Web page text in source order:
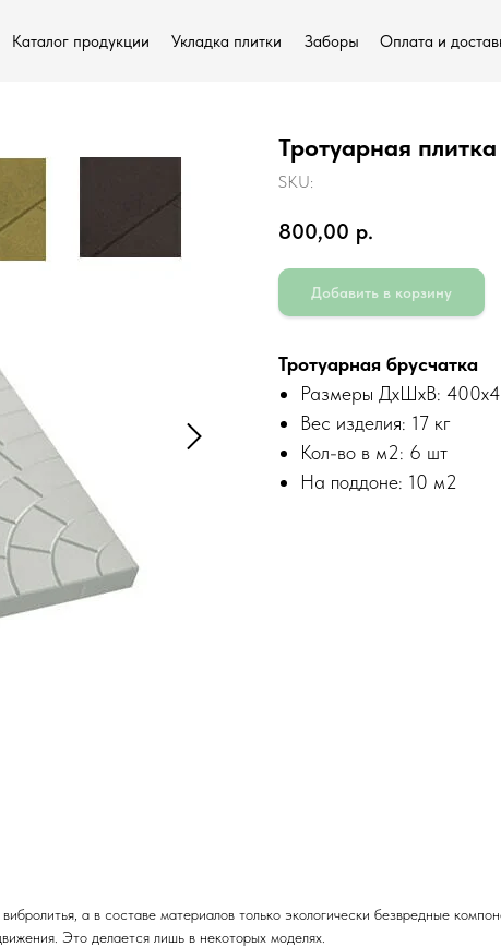
Оплата и
Укладка плитки Заборы
Каталог продукции
О нас
Тротуарная
SKU:
800,00 р.
Добавить в корзину
Тротуарная брусчатка
Размеры ДхШхВ:
Вес изделия: 17 кг
Кол-во в м2: 6 шт
На поддоне: 10 м2
а в составе материалов только экологически безвредные
Это делается лишь в некоторых моделях.